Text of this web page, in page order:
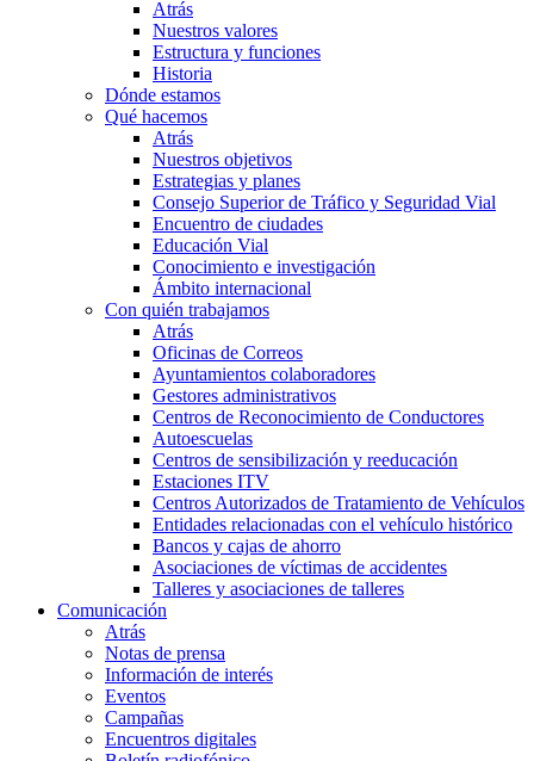
Atrás
Nuestros valores
Estructura y funciones
Historia
Dónde estamos
Qué hacemos
Atrás
Nuestros objetivos
Estrategias y planes
Consejo Superior de Tráfico y Seguridad Vial
Encuentro de ciudades
Educación Vial
Conocimiento e investigación
Ámbito internacional
Con quién trabajamos
Atrás
Oficinas de Correos
Ayuntamientos colaboradores
Gestores administrativos
Centros de Reconocimiento de Conductores
Autoescuelas
Centros de sensibilización y reeducación
Estaciones ITV
Centros Autorizados de Tratamiento de Vehículos
Entidades relacionadas con el vehículo histórico
Bancos y cajas de ahorro
Asociaciones de víctimas de accidentes
Talleres y asociaciones de talleres
Comunicación
Atrás
Notas de prensa
Información de interés
Eventos
Campañas
Encuentros digitales